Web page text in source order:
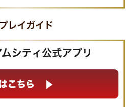
レイガイド
シティ公式アプリ
こちら